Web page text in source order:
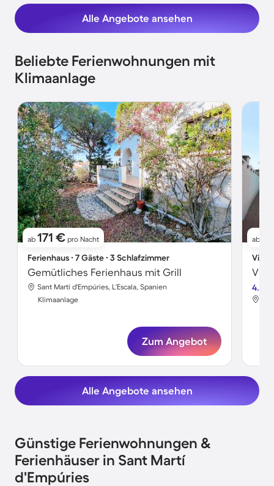
Alle Angebote ansehen
Beliebte Ferienwohnungen mit
Klimaanlage
ab 171 € pro Nacht
Ferienhaus ∙ 7 Gäste ∙ 3 Schlafzimmer
Gemütliches Ferienhaus mit Grill
Sant Martí d'Empúries, L'Escala, Spanien
Klimaanlage
Zum Angebot
ab
Villa
4.8
Alle Angebote ansehen
Günstige Ferienwohnungen &
Ferienhäuser in Sant Martí
d'Empúries